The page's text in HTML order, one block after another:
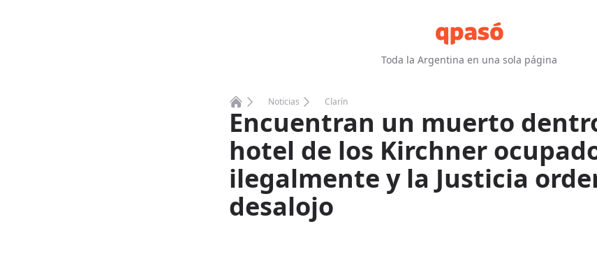
Toda la Argentina en una sola página
Home
Noticias Clarín
Encuentran un muerto
hotel de los Kirchner
ilegalmente y la Justicia
desalojo